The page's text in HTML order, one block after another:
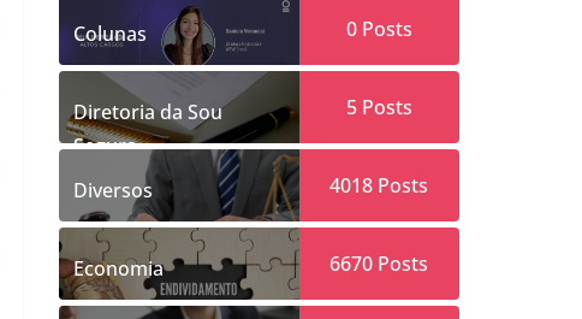
Colunas 0Posts
Diretoria da Sou
Segura
5Posts
Diversos 4018 Posts
Economia 6670 Posts